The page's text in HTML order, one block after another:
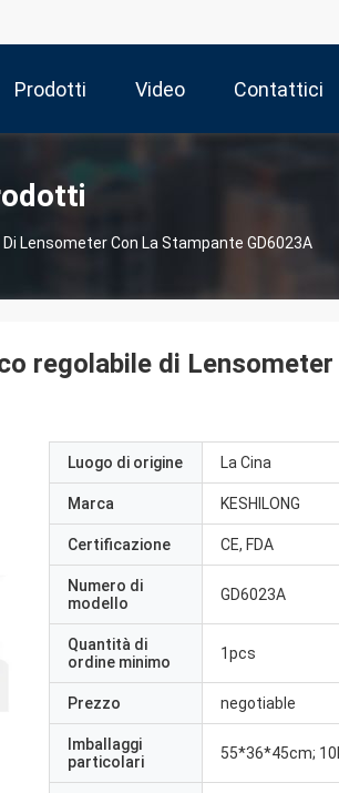
Prodotti Video Contattici
Lensometer Con La Stampante GD6023A
regolabile di
Luogo di origine La Cina
Marca KESHILONG
Certificazione CE, FDA
Numero di
modello
GD6023A
Quantità di
ordine minimo
1pcs
Prezzo negotiable
Imballaggi
particolari
55*36*45cm;